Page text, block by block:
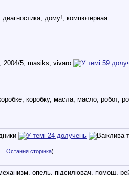
Остання сторінка)